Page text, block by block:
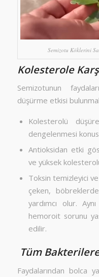
Semizotu Köklerini
Kolesterole
Semizotunun
düşürme etkisi
Kolesterolü
dengelenmesi
Antioksidan etki
ve yüksek
Toksin temizleyici
çeken,
yardımcı olur.
hemoroit sorunu
edilir.
Tüm
Faydalarından bolca